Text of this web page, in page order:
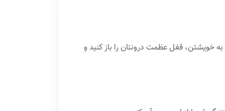
قفل عظمت درونتان را باز کنید و